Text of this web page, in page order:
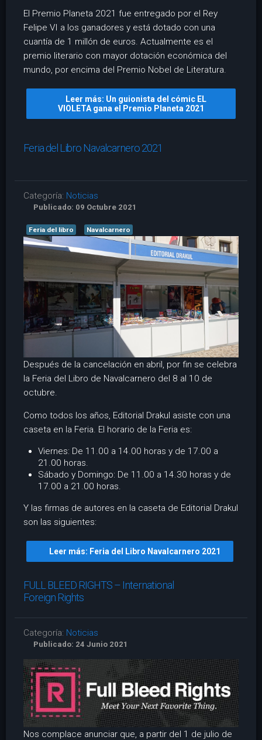
El Premio Planeta 2021 fue entregado por el Rey
Felipe VI a los ganadores y está dotado con una
cuantía de 1 millón de euros. Actualmente es el
premio literario con mayor dotación económica del
mundo, por encima del Premio Nobel de Literatura.
Leer más: Un guionista del cómic EL
VIOLETA gana el Premio Planeta 2021
Feria del Libro Navalcarnero 2021
Categoría: Noticias
Publicado: 09 Octubre 2021
Feria del libro Navalcarnero
Después de la cancelación en abril, por fin se celebra
la Feria del Libro de Navalcarnero del 8 al 10 de
octubre.
Como todos los años, Editorial Drakul asiste con una
caseta en la Feria. El horario de la Feria es:
Viernes: De 11.00 a 14.00 horas y de 17.00 a
21.00 horas.
Sábado y Domingo: De 11.00 a 14.30 horas y de
17.00 a 21.00 horas.
Y las firmas de autores en la caseta de Editorial Drakul
son las siguientes:
Leer más: Feria del Libro Navalcarnero 2021
FULL BLEED RIGHTS – International
Foreign Rights
Categoría: Noticias
Publicado: 24 Junio 2021
Nos complace anunciar que, a partir del 1 de julio de